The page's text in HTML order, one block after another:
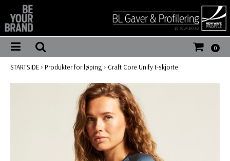
0
STARTSIDE> Produkter for løping > Craft Core Unify t-skjorte